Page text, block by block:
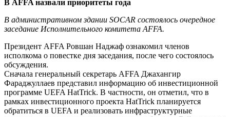
В AFFA назвали приоритеты года
В административном здании SOCAR состоялось очередное
заседание Исполнительного комитета AFFA.
Президент AFFA Ровшан Наджаф ознакомил членов
исполкома о повестке дня заседания, после чего состоялось
обсуждения.
Сначала генеральный секретарь AFFA Джахангир
Фараджуллаев представил информацию об инвестиционной
программе UEFA HatTrick. В частности, он отметил, что в
рамках инвестиционного проекта HatTrick планируется
обратиться в UEFA и реализовать инфраструктурные